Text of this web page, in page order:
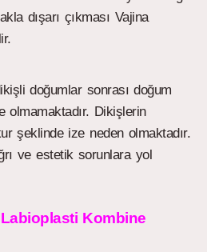
dışarı çıkması Vajina
doğumlar sonrası doğum
olmamaktadır. Dikişlerin
şeklinde ize neden olmaktadır.
ve estetik sorunlara yol
Kombine